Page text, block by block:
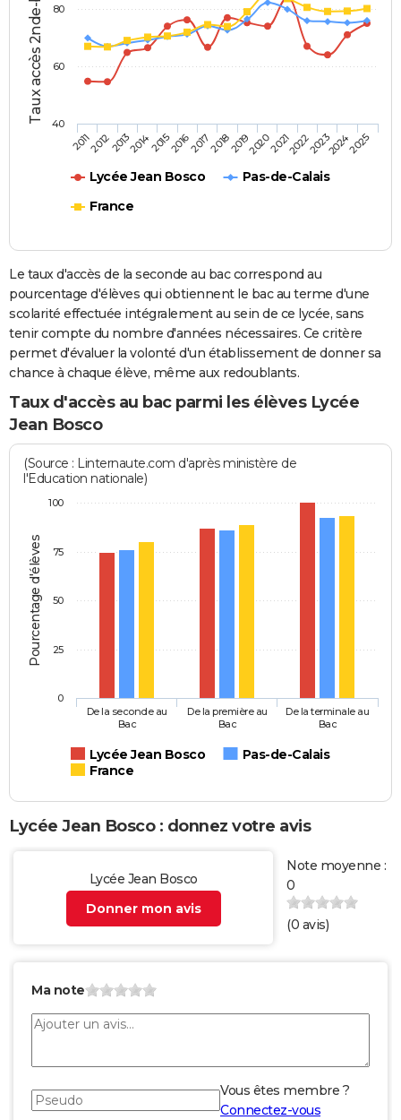
Taux accès 2nde-bac (%)
Lycée Jean Bosco
Pas-de-Calais
France
201120122013201420152016201720182019202020212022202320242025
40
60
80
Le taux d'accès de la seconde au bac correspond au
pourcentage d'élèves qui obtiennent le bac au terme d'une
scolarité effectuée intégralement au sein de ce lycée, sans
tenir compte du nombre d'années nécessaires. Ce critère
permet d'évaluer la volonté d'un établissement de donner sa
chance à chaque élève, même aux redoublants.
Taux d'accès au bac parmi les élèves Lycée
Jean Bosco
Pourcentage d'élèves
(Source : Linternaute.com d'après ministère de
l'Education nationale)
Lycée Jean Bosco
Pas-de-Calais
France
De la seconde au
Bac
De la première au
Bac
De la terminale au
Bac
0
25
50
75
100
Lycée Jean Bosco : donnez votre avis
Lycée Jean Bosco
Donner mon avis
Note moyenne :
0
(0 avis)
Ma note
Vous êtes membre ?
Connectez-vous